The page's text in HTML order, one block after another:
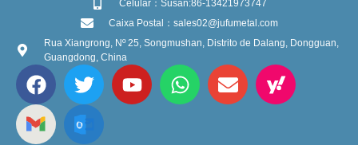
Celular：Susan:86-13421973747
Caixa Postal：sales02@jufumetal.com
Rua Xiangrong, Nº 25, Songmushan, Distrito de Dalang, Dongguan,
Guangdong, China